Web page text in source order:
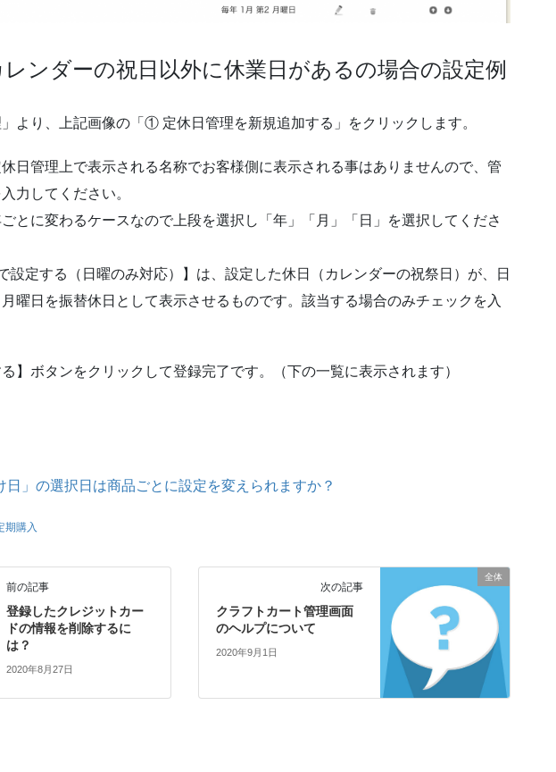
ンダーの祝日以外に休業日があるの場合の設定例
」より、上記画像の「① 定休日管理を新規追加する」をクリックします。
日管理上で表示される名称でお客様側に表示される事はありませんので、管
力してください。
とに変わるケースなので上段を選択し「年」「月」「日」を選択してくださ
定する（日曜のみ対応）】は、設定した休日（カレンダーの祝祭日）が、日
曜日を振替休日として表示させるものです。該当する場合のみチェックを入
】ボタンをクリックして登録完了です。（下の一覧に表示されます）
日」の選択日は商品ごとに設定を変えられますか？
期購入
前の記事
登録したクレジットカー
ドの情報を削除するに
は？
2020年8月27日
全体
次の記事
クラフトカート管理画面
のヘルプについて
2020年9月1日